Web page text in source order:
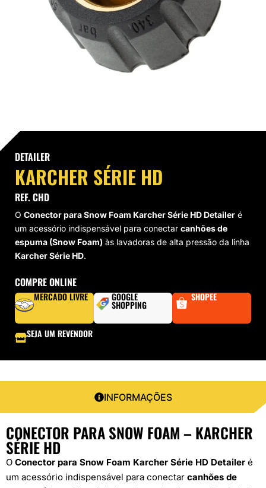
MODULARES
DE FAROL
DETAILER
KARCHER SÉRIE HD
REF. CHD
O Conector para Snow Foam Karcher Série HD Detailer é
um acessório indispensável para conectar canhões de
espuma (Snow Foam) às lavadoras de alta pressão da linha
Karcher Série HD.
COMPRE ONLINE
MERCADO LIVRE GOOGLE
SHOPPING
SHOPEE
SEJA UM REVENDOR
INFORMAÇÕES
CONECTOR PARA SNOW FOAM – KARCHER
SÉRIE HD
O Conector para Snow Foam Karcher Série HD Detailer é
um acessório indispensável para conectar canhões de